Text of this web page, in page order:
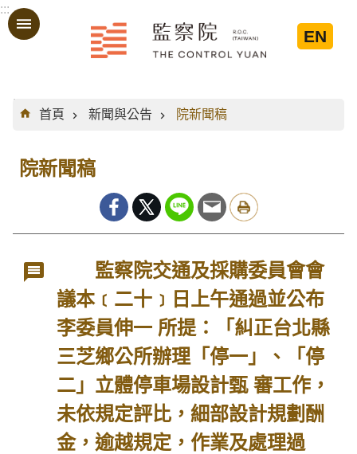
跳到主要內容區塊
:::
EN
:::
首頁
新聞與公告 院新聞稿
院新聞稿
監察院交通及採購委員會會
議本﹝二十﹞日上午通過並公布
李委員伸一 所提：「糾正台北縣
三芝鄉公所辦理「停一」、「停
二」立體停車場設計甄 審工作，
未依規定評比，細部設計規劃酬
金，逾越規定，作業及處理過